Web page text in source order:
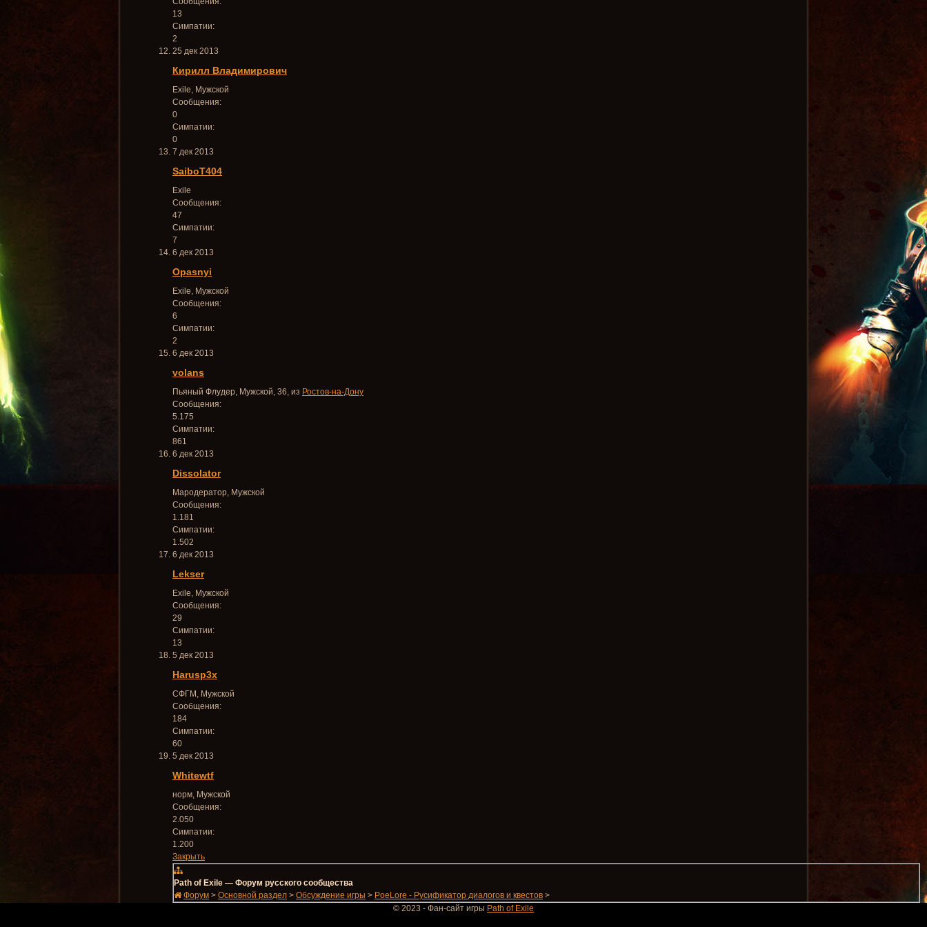
13
Симпатии:
2
25 дек 2013
Кирилл Владимирович
Exile, Мужской
Сообщения:
0
Симпатии:
0
7 дек 2013
SaiboT404
Exile
Сообщения:
47
Симпатии:
7
6 дек 2013
Opasnyi
Exile, Мужской
Сообщения:
6
Симпатии:
2
6 дек 2013
volans
Пьяный Флудер, Мужской, 36, из Ростов-на-Дону
Сообщения:
5.175
Симпатии:
861
6 дек 2013
Dissolator
Мародератор, Мужской
Сообщения:
1.181
Симпатии:
1.502
6 дек 2013
Lekser
Exile, Мужской
Сообщения:
29
Симпатии:
13
5 дек 2013
Harusp3x
СФГМ , Мужской
Сообщения:
184
Симпатии:
60
5 дек 2013
Whitewtf
норм, Мужской
Сообщения:
2.050
Симпатии:
1.200
Закрыть
Path of Exile — Форум русского сообщества
Форум > Основной раздел > Обсуждение игры > PoeLore - Русификатор диалогов и квестов >
© 2023 - Фан-сайт игры Path of Exile